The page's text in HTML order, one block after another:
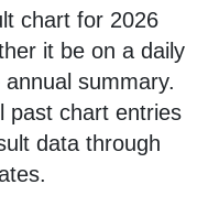
chart for 2026
it be on a daily
summary.
past chart entries
data through